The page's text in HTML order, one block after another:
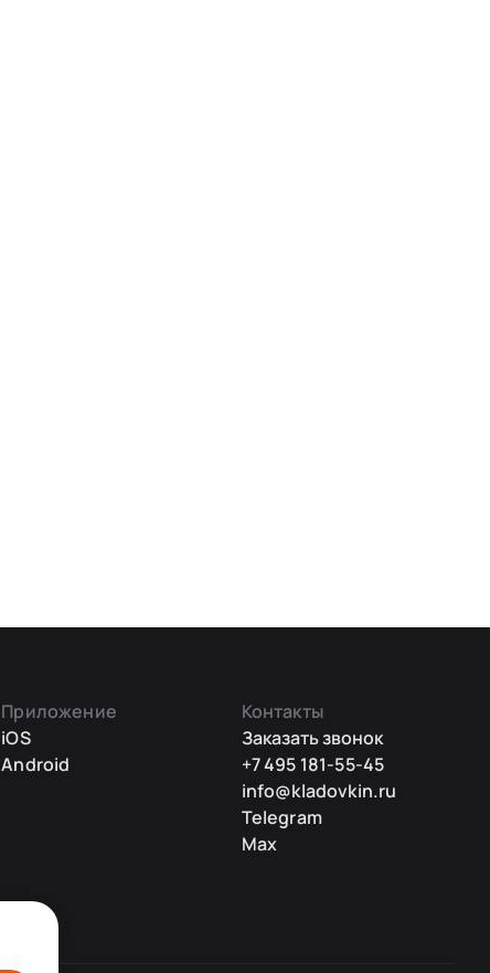
Приложение
iOS
Android
Контакты
Заказать звонок
+7 495 181-55-45
info@kladovkin.ru
Telegram
Max